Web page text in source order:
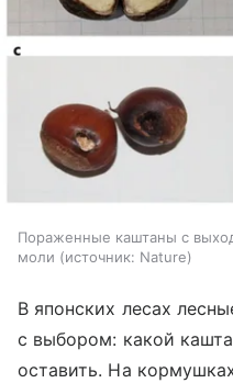
Пораженные каштаны с
моли
источник: Nature
В японских лесах
с выбором: какой
оставить. На